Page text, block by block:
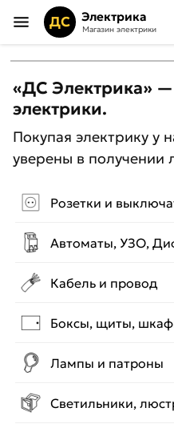
ДС Электрика
Магазин электрики
«ДС Электрика»
электрики.
Покупая электрику у
уверены в
Розетки и
Автоматы, УЗО,
Кабель и провод
Боксы, щиты,
Лампы и патроны
Светильники,